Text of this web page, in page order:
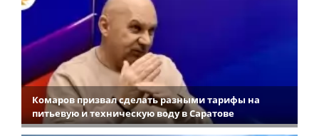
Комаров призвал сделать разными тарифы на
питьевую и техническую воду в Саратове